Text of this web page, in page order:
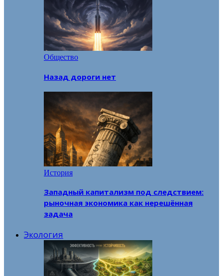
Общество
Назад дороги нет
История
Западный капитализм под следствием:
рыночная экономика как нерешённая
задача
Экология